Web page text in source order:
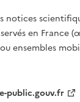
notices
en France
ensembles
public.gouv.fr